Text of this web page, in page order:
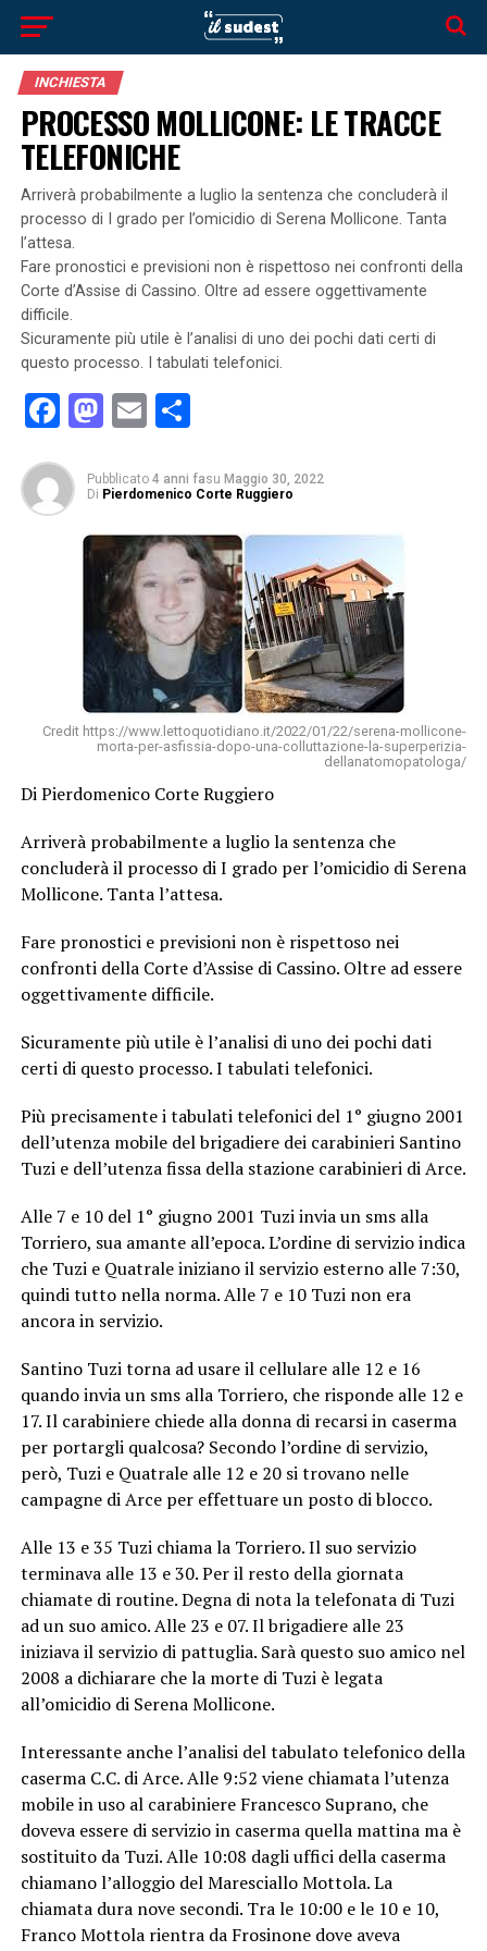
INCHIESTA
PROCESSO MOLLICONE: LE TRACCE
TELEFONICHE
Arriverà probabilmente a luglio la sentenza che concluderà il
processo di I grado per l’omicidio di Serena Mollicone. Tanta
l’attesa.
Fare pronostici e previsioni non è rispettoso nei confronti della
Corte d’Assise di Cassino. Oltre ad essere oggettivamente
difficile.
Sicuramente più utile è l’analisi di uno dei pochi dati certi di
questo processo. I tabulati telefonici.
Facebook
Mastodon
EmailCondividi
Pubblicato 4 anni fasu Maggio 30, 2022
Di Pierdomenico Corte Ruggiero
Credit https://www.lettoquotidiano.it/2022/01/22/serena-mollicone-
morta-per-asfissia-dopo-una-colluttazione-la-superperizia-
dellanatomopatologa/
Di Pierdomenico Corte Ruggiero
Arriverà probabilmente a luglio la sentenza che
concluderà il processo di I grado per l’omicidio di Serena
Mollicone. Tanta l’attesa.
Fare pronostici e previsioni non è rispettoso nei
confronti della Corte d’Assise di Cassino. Oltre ad essere
oggettivamente difficile.
Sicuramente più utile è l’analisi di uno dei pochi dati
certi di questo processo. I tabulati telefonici.
Più precisamente i tabulati telefonici del 1° giugno 2001
dell’utenza mobile del brigadiere dei carabinieri Santino
Tuzi e dell’utenza fissa della stazione carabinieri di Arce.
Alle 7 e 10 del 1° giugno 2001 Tuzi invia un sms alla
Torriero, sua amante all’epoca. L’ordine di servizio indica
che Tuzi e Quatrale iniziano il servizio esterno alle 7:30,
quindi tutto nella norma. Alle 7 e 10 Tuzi non era
ancora in servizio.
Santino Tuzi torna ad usare il cellulare alle 12 e 16
quando invia un sms alla Torriero, che risponde alle 12 e
17. Il carabiniere chiede alla donna di recarsi in caserma
per portargli qualcosa? Secondo l’ordine di servizio,
però, Tuzi e Quatrale alle 12 e 20 si trovano nelle
campagne di Arce per effettuare un posto di blocco.
Alle 13 e 35 Tuzi chiama la Torriero. Il suo servizio
terminava alle 13 e 30. Per il resto della giornata
chiamate di routine. Degna di nota la telefonata di Tuzi
ad un suo amico. Alle 23 e 07. Il brigadiere alle 23
iniziava il servizio di pattuglia. Sarà questo suo amico nel
2008 a dichiarare che la morte di Tuzi è legata
all’omicidio di Serena Mollicone.
Interessante anche l’analisi del tabulato telefonico della
caserma C.C. di Arce. Alle 9:52 viene chiamata l’utenza
mobile in uso al carabiniere Francesco Suprano, che
doveva essere di servizio in caserma quella mattina ma è
sostituito da Tuzi. Alle 10:08 dagli uffici della caserma
chiamano l’alloggio del Maresciallo Mottola. La
chiamata dura nove secondi. Tra le 10:00 e le 10 e 10,
Franco Mottola rientra da Frosinone dove aveva